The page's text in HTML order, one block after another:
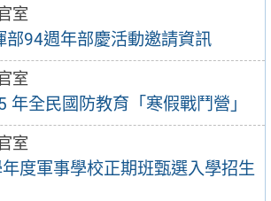
室
部94週年部慶活動邀請資訊
室
年全民國防教育「寒假戰鬥營」
室
度軍事學校正期班甄選入學招生